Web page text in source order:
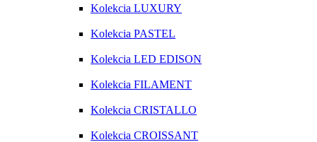
Kolekcia LUXURY
Kolekcia PASTEL
Kolekcia LED EDISON
Kolekcia FILAMENT
Kolekcia CRISTALLO
Kolekcia CROISSANT